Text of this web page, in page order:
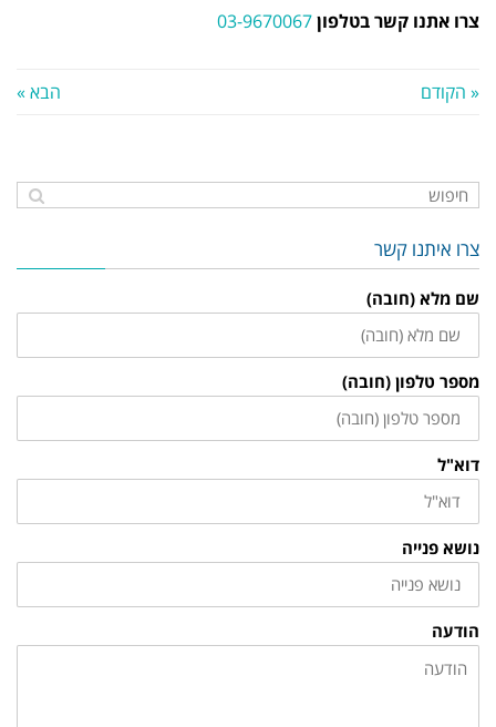
צרו אתנו קשר בטלפון03-9670067
« הקודם הבא »
צרו איתנו קשר
שם מלא (חובה)
מספר טלפון (חובה)
דוא"ל
נושא פנייה
הודעה